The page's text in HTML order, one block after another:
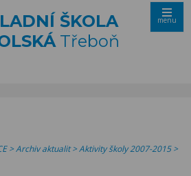
ŠKOLA
Třeboň
menu
>Archiv aktualit>Aktivity školy 2007-2015>